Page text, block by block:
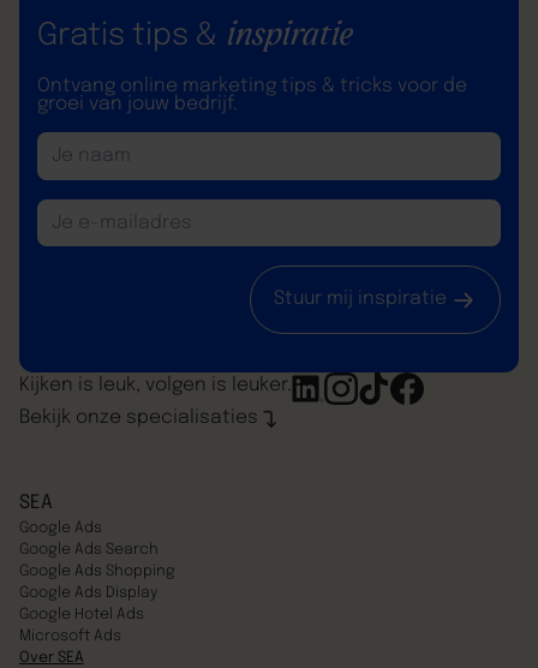
Gratis tips & inspiratie
Ontvang online marketing tips & tricks voor de
groei van jouw bedrijf.
Stuur mij inspiratie
Bekijk onze specialisaties
Kijken is leuk, volgen is leuker.
SEA
Google Ads
Google Ads Search
Google Ads Shopping
Google Ads Display
Google Hotel Ads
Microsoft Ads
Over SEA